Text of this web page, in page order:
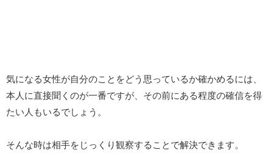
気になる女性が自分のことをどう思っているか確かめるには、
本人に直接聞くのが一番ですが、その前にある程度の確信を得
たい人もいるでしょう。
そんな時は相手をじっくり観察することで解決できます。